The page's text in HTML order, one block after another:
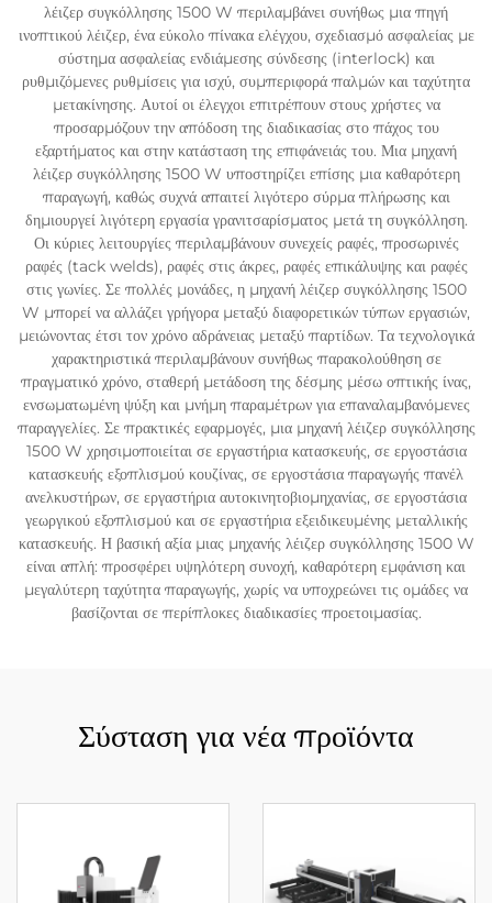
λέιζερ συγκόλλησης 1500 W περιλαμβάνει συνήθως μια πηγή
ινοπτικού λέιζερ, ένα εύκολο πίνακα ελέγχου, σχεδιασμό ασφαλείας με
σύστημα ασφαλείας ενδιάμεσης σύνδεσης (interlock) και
ρυθμιζόμενες ρυθμίσεις για ισχύ, συμπεριφορά παλμών και ταχύτητα
μετακίνησης. Αυτοί οι έλεγχοι επιτρέπουν στους χρήστες να
προσαρμόζουν την απόδοση της διαδικασίας στο πάχος του
εξαρτήματος και στην κατάσταση της επιφάνειάς του. Μια μηχανή
λέιζερ συγκόλλησης 1500 W υποστηρίζει επίσης μια καθαρότερη
παραγωγή, καθώς συχνά απαιτεί λιγότερο σύρμα πλήρωσης και
δημιουργεί λιγότερη εργασία γρανιτσαρίσματος μετά τη συγκόλληση.
Οι κύριες λειτουργίες περιλαμβάνουν συνεχείς ραφές, προσωρινές
ραφές (tack welds), ραφές στις άκρες, ραφές επικάλυψης και ραφές
στις γωνίες. Σε πολλές μονάδες, η μηχανή λέιζερ συγκόλλησης 1500
W μπορεί να αλλάζει γρήγορα μεταξύ διαφορετικών τύπων εργασιών,
μειώνοντας έτσι τον χρόνο αδράνειας μεταξύ παρτίδων. Τα τεχνολογικά
χαρακτηριστικά περιλαμβάνουν συνήθως παρακολούθηση σε
πραγματικό χρόνο, σταθερή μετάδοση της δέσμης μέσω οπτικής ίνας,
ενσωματωμένη ψύξη και μνήμη παραμέτρων για επαναλαμβανόμενες
παραγγελίες. Σε πρακτικές εφαρμογές, μια μηχανή λέιζερ συγκόλλησης
1500 W χρησιμοποιείται σε εργαστήρια κατασκευής, σε εργοστάσια
κατασκευής εξοπλισμού κουζίνας, σε εργοστάσια παραγωγής πανέλ
ανελκυστήρων, σε εργαστήρια αυτοκινητοβιομηχανίας, σε εργοστάσια
γεωργικού εξοπλισμού και σε εργαστήρια εξειδικευμένης μεταλλικής
κατασκευής. Η βασική αξία μιας μηχανής λέιζερ συγκόλλησης 1500 W
είναι απλή: προσφέρει υψηλότερη συνοχή, καθαρότερη εμφάνιση και
μεγαλύτερη ταχύτητα παραγωγής, χωρίς να υποχρεώνει τις ομάδες να
βασίζονται σε περίπλοκες διαδικασίες προετοιμασίας.
Σύσταση για νέα προϊόντα